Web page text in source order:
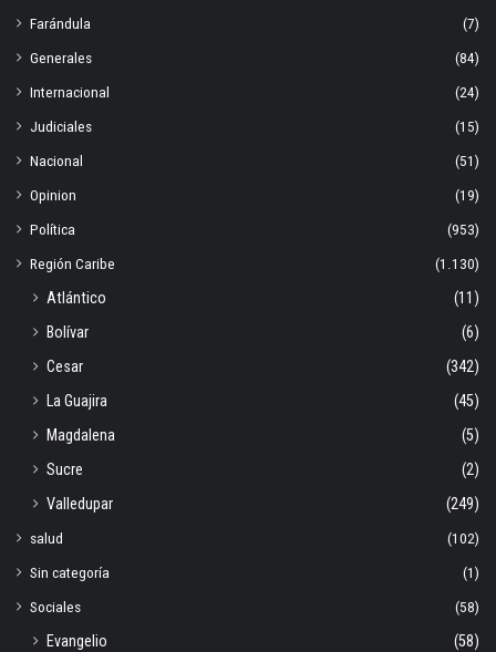
Farándula
(7)
Generales
(84)
Internacional
(24)
Judiciales
(15)
Nacional
(51)
Opinion
(19)
Política
(953)
Región Caribe
(1.130)
Atlántico
(11)
Bolívar
(6)
Cesar
(342)
La Guajira
(45)
Magdalena
(5)
Sucre
(2)
Valledupar
(249)
salud
(102)
Sin categoría
(1)
Sociales
(58)
Evangelio
(58)